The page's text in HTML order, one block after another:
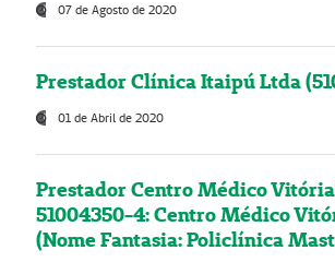
07 de Agosto de 2020
Prestador Clínica Itaipú Ltda
01 de Abril de 2020
Prestador Centro Médico
51004350-4: Centro Médico
(Nome Fantasia: Policlínica